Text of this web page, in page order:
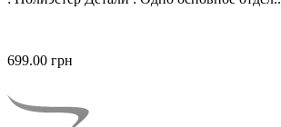
699.00 грн